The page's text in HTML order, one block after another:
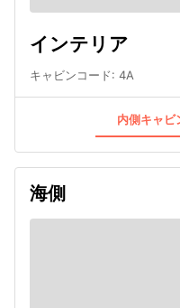
インテリア
キャビンコード: 4A
内側キャビ
海側